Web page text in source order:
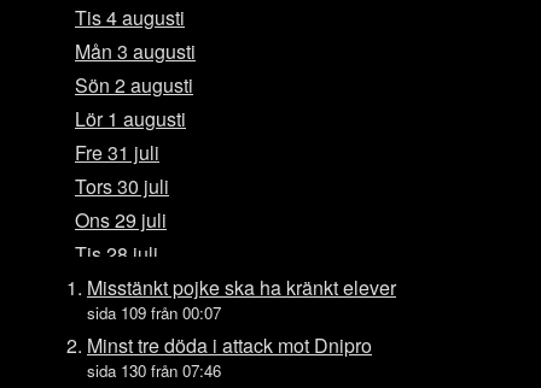
Tis 4 augusti
Mån 3 augusti
Sön 2 augusti
Lör 1 augusti
Fre 31 juli
Tors 30 juli
Ons 29 juli
Tis 28 juli
Mån 27 juli
Sön 26 juli
Lör 25 juli
Misstänkt pojke ska ha kränkt elever
sida 109 från 00:07
Minst tre döda i attack mot Dnipro
sida 130 från 07:46